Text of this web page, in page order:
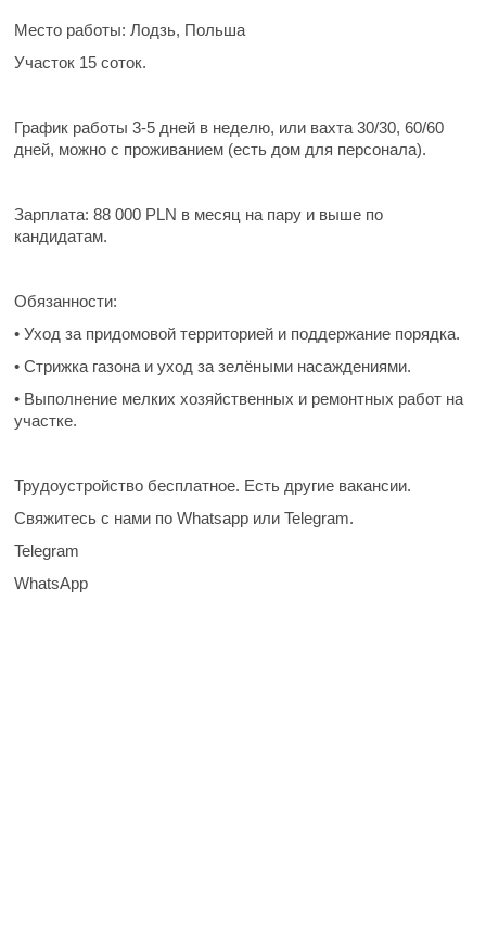
Место работы: Лодзь, Польша
Участок 15 соток.
График работы 3-5 дней в неделю, или вахта 30/30, 60/60
дней, можно с проживанием (есть дом для персонала).
Зарплата: 88 000 PLN в месяц на пару и выше по
кандидатам.
Обязанности:
• Уход за придомовой территорией и поддержание порядка.
• Стрижка газона и уход за зелёными насаждениями.
• Выполнение мелких хозяйственных и ремонтных работ на
участке.
Трудоустройство бесплатное. Есть другие вакансии.
Свяжитесь с нами по Whatsapp или Telegram.
Telegram
WhatsApp